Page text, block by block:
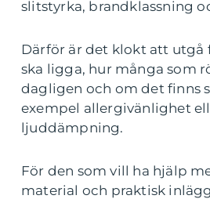
slitstyrka, brandklassning
Därför är det klokt att utgå
ska ligga, hur många som
dagligen och om det finns
exempel allergivänlighet
ljuddämpning.
För den som vill ha hjälp
material och praktisk